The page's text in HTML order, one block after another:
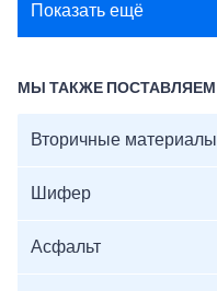
Показать ещё
МЫ ТАКЖЕ ПОСТАВЛЯЕМ
Вторичные материалы
Шифер
Асфальт